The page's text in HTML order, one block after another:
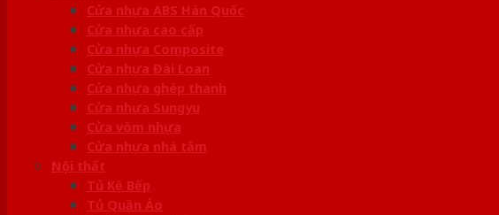
Cửa nhựa ABS Hàn Quốc
Cửa nhựa cao cấp
Cửa nhựa Composite
Cửa nhựa Đài Loan
Cửa nhựa ghép thanh
Cửa nhựa Sungyu
Cửa vòm nhựa
Cửa nhựa nhà tắm
Nội thất
Tủ Kệ Bếp
Tủ Quần Áo